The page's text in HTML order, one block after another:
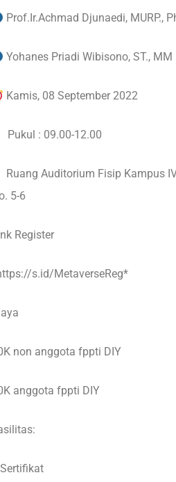
Prof.Ir.Achmad Djunaedi, MURP.,
Yohanes Priadi Wibisono, ST., MM
Kamis, 08 September 2022
: 09.00-12.00
Ruang Auditorium Fisip Kampus
5-6
Register
s.id/MetaverseReg*
non anggota fppti DIY
anggota fppti DIY